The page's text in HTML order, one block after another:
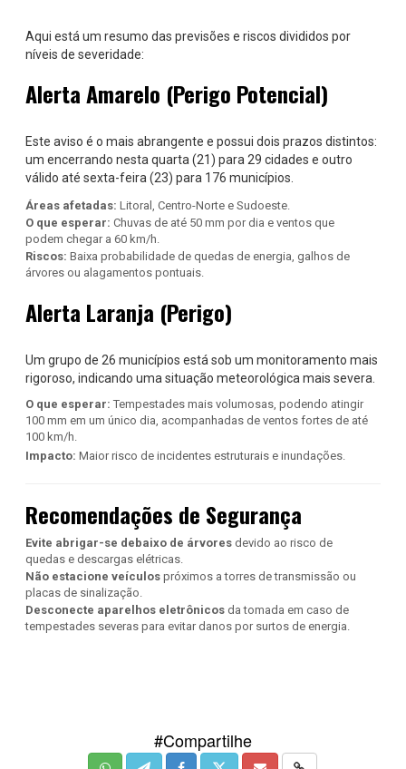
Aqui está um resumo das previsões e riscos divididos por
níveis de severidade:
Alerta Amarelo (Perigo Potencial)
Este aviso é o mais abrangente e possui dois prazos distintos:
um encerrando nesta quarta (21) para 29 cidades e outro
válido até sexta-feira (23) para 176 municípios.
Áreas afetadas: Litoral, Centro-Norte e Sudoeste.
O que esperar: Chuvas de até 50 mm por dia e ventos que
podem chegar a 60 km/h.
Riscos: Baixa probabilidade de quedas de energia, galhos de
árvores ou alagamentos pontuais.
Alerta Laranja (Perigo)
Um grupo de 26 municípios está sob um monitoramento mais
rigoroso, indicando uma situação meteorológica mais severa.
O que esperar: Tempestades mais volumosas, podendo atingir
100 mm em um único dia, acompanhadas de ventos fortes de até
100 km/h.
Impacto: Maior risco de incidentes estruturais e inundações.
Recomendações de Segurança
Evite abrigar-se debaixo de árvores devido ao risco de
quedas e descargas elétricas.
Não estacione veículos próximos a torres de transmissão ou
placas de sinalização.
Desconecte aparelhos eletrônicos da tomada em caso de
tempestades severas para evitar danos por surtos de energia.
#Compartilhe